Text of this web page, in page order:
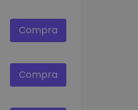
Compra
Compra